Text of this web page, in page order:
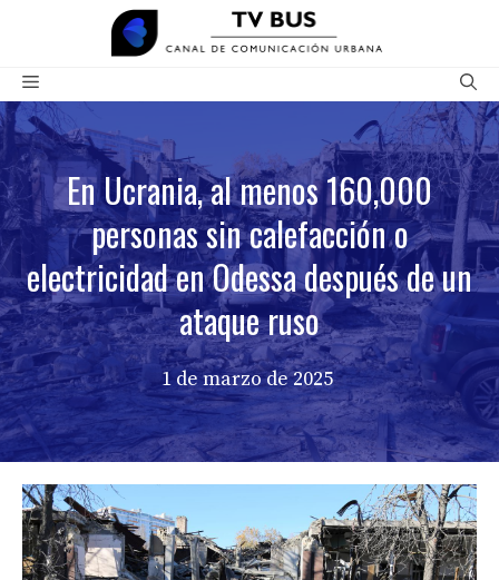
contenido
Menú
En Ucrania, al menos 160,000
personas sin calefacción o
electricidad en Odessa después de un
ataque ruso
1 de marzo de 2025